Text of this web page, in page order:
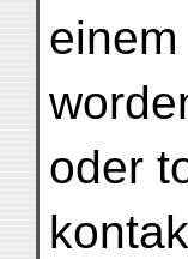
oder